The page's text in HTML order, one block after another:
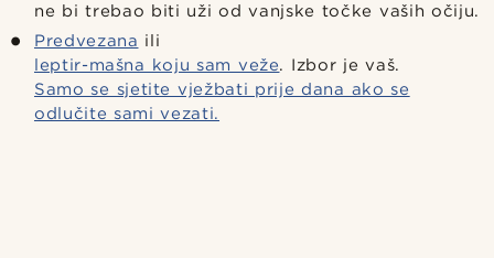
ne bi trebao biti uži od vanjske točke vaših očiju.
Predvezana ili
leptir-mašna koju sam veže. Izbor je vaš.
Samo se sjetite vježbati prije dana ako se
odlučite sami vezati.